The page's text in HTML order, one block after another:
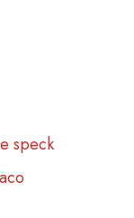
speck